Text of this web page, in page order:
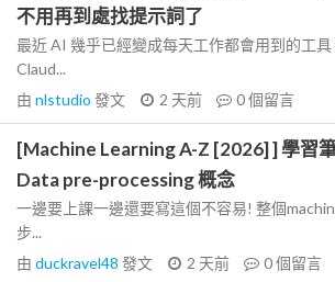
不用再到處找提示詞了
最近 AI 幾乎已經變成每天工作都會用到的工
Claud...
由 nlstudio 發文 2 天前 0個留言
[Machine Learning A-Z [2026] ] 學習
Data pre-processing 概念
一邊要上課一邊還要寫這個不容易! 整個
步...
由 duckravel48 發文 2 天前 0個留言